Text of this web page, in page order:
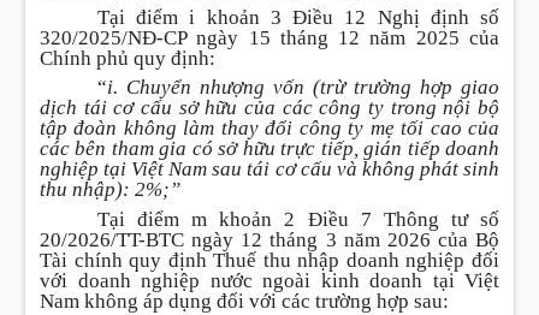
Tại điểm i khoản 3 Điều 12 Nghị định số
320/2025/NĐ-CP ngày 15 tháng 12 năm 2025 của
Chính phủ quy định:
“i. Chuyển nhượng vốn (trừ trường hợp giao
dịch tái cơ cấu sở hữu của các công ty trong nội bộ
tập đoàn không làm thay đổi công ty mẹ tối cao của
các bên tham gia có sở hữu trực tiếp, gián tiếp doanh
nghiệp tại Việt Nam sau tái cơ cấu và không phát sinh
thu nhập): 2%;”
Tại điểm m khoản 2 Điều 7 Thông tư số
20/2026/TT-BTC ngày 12 tháng 3 năm 2026 của Bộ
Tài chính quy định Thuế thu nhập doanh nghiệp đối
với doanh nghiệp nước ngoài kinh doanh tại Việt
Nam không áp dụng đối với các trường hợp sau: